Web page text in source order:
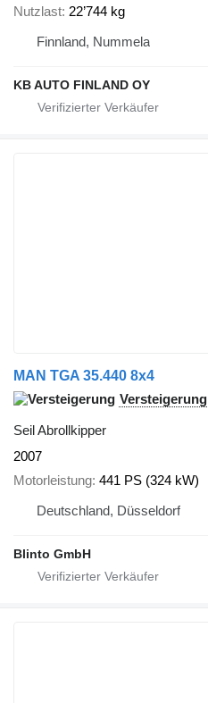
Nutzlast 22’744 kg
Finnland, Nummela
KB AUTO FINLAND OY
MAN TGA 35.440 8x4
Versteigerung
Seil Abrollkipper
2007
Motorleistung 441 PS (324 kW)
Deutschland, Düsseldorf
Blinto GmbH